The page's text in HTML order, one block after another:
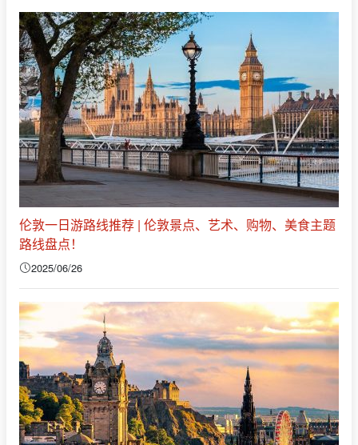
伦敦一日游路线推荐 | 伦敦景点、艺术、购物、美食主题
路线盘点！
2025/06/26